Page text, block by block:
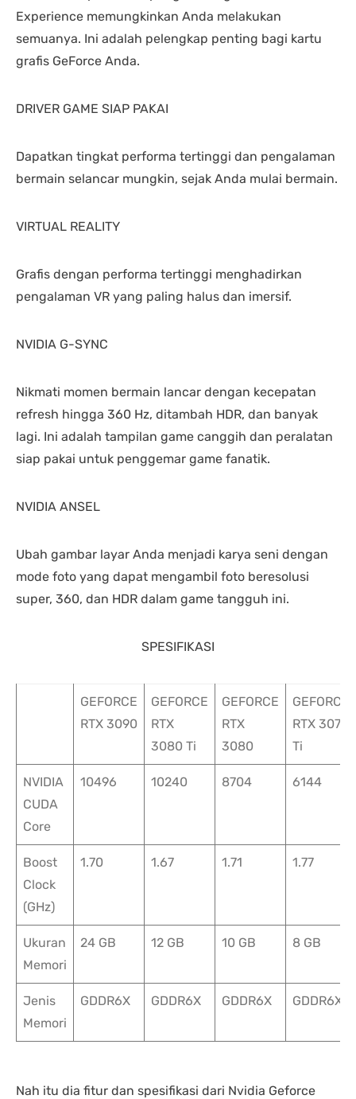
Experience memungkinkan Anda melakukan
semuanya. Ini adalah pelengkap penting bagi kartu
grafis GeForce Anda.
DRIVER GAME SIAP PAKAI
Dapatkan tingkat performa tertinggi dan pengalaman
bermain selancar mungkin, sejak Anda mulai bermain.
VIRTUAL REALITY
Grafis dengan performa tertinggi menghadirkan
pengalaman VR yang paling halus dan imersif.
NVIDIA G-SYNC
Nikmati momen bermain lancar dengan kecepatan
refresh hingga 360 Hz, ditambah HDR, dan banyak
lagi. Ini adalah tampilan game canggih dan peralatan
siap pakai untuk penggemar game fanatik.
NVIDIA ANSEL
Ubah gambar layar Anda menjadi karya seni dengan
mode foto yang dapat mengambil foto beresolusi
super, 360, dan HDR dalam game tangguh ini.
SPESIFIKASI
GEFORCE
RTX 3090
GEFORCE
RTX
3080 Ti
GEFORCE
RTX
3080
GEFORCE
RTX 3070
Ti
NVIDIA
CUDA
Core
10496 10240 8704 6144
Boost
Clock
(GHz)
1.70 1.67 1.71 1.77
Ukuran
Memori
24 GB 12 GB 10 GB 8 GB
Jenis
Memori
GDDR6X GDDR6X GDDR6X GDDR6X
Nah itu dia fitur dan spesifikasi dari Nvidia Geforce